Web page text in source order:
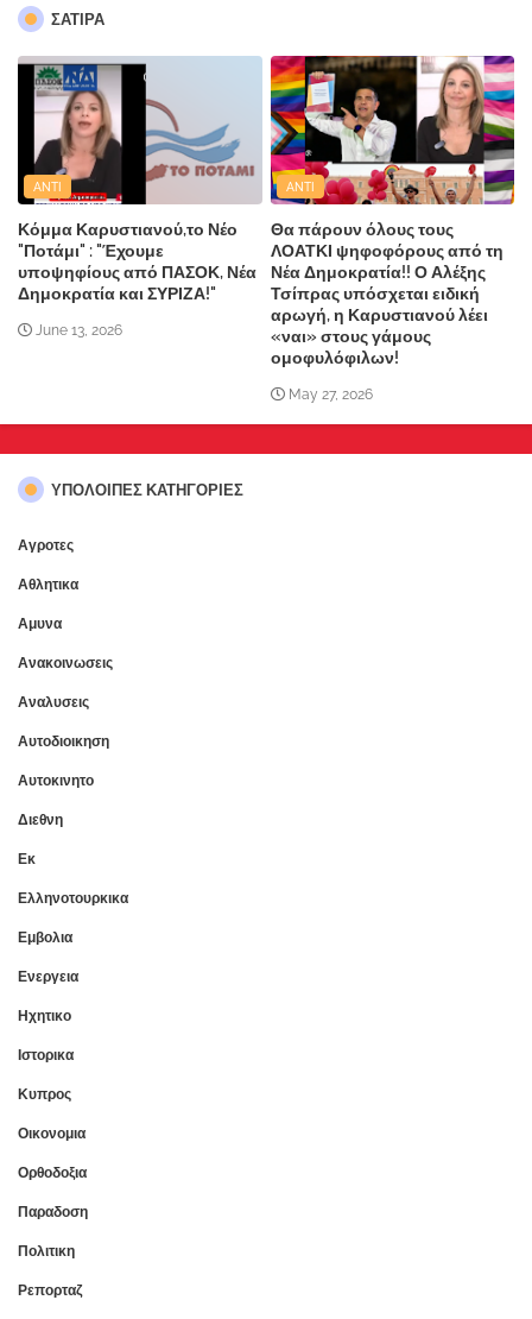
ΣΑΤΙΡΑ
ANTI
Κόμμα Καρυστιανού,το Νέο
"Ποτάμι" : "Έχουμε
υποψηφίους από ΠΑΣΟΚ, Νέα
Δημοκρατία και ΣΥΡΙΖΑ!"
June 13, 2026
ANTI
Θα πάρουν όλους τους
ΛΟΑΤΚΙ ψηφοφόρους από τη
Νέα Δημοκρατία!! Ο Αλέξης
Τσίπρας υπόσχεται ειδική
αρωγή, η Καρυστιανού λέει
«ναι» στους γάμους
ομοφυλόφιλων!
May 27, 2026
ΥΠΌΛΟΙΠΕΣ ΚΑΤΗΓΟΡΊΕΣ
Αγροτες
Αθλητικα
Αμυνα
Ανακοινωσεις
Αναλυσεις
Αυτοδιοικηση
Αυτοκινητο
Διεθνη
Εκ
Ελληνοτουρκικα
Εμβολια
Ενεργεια
Ηχητικο
Ιστορικα
Κυπρος
Οικονομια
Ορθοδοξια
Παραδοση
Πολιτικη
Ρεπορταζ